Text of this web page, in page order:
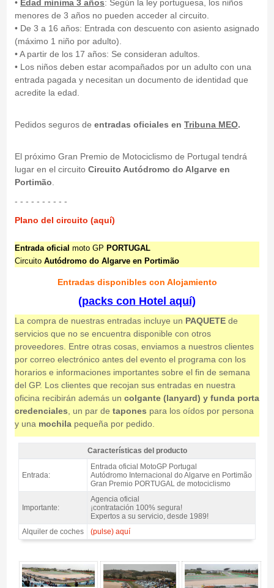
• Edad mínima 3 años: Según la ley portuguesa, los niños
menores de 3 años no pueden acceder al circuito.
• De 3 a 16 años: Entrada con descuento con asiento asignado
(máximo 1 niño por adulto).
• A partir de los 17 años: Se consideran adultos.
• Los niños deben estar acompañados por un adulto con una
entrada pagada y necesitan un documento de identidad que
acredite la edad.
Pedidos seguros de entradas oficiales en Tribuna MEO.
El próximo Gran Premio de Motociclismo de Portugal tendrá
lugar en el circuito Circuito Autódromo do Algarve en
Portimão
- - - - - - - - - -
Plano del circuito (aquí)
Entrada oficial moto GP PORTUGAL
Circuito Autódromo do Algarve en Portimão
Entradas disponibles con Alojamiento
(packs con Hotel aquí)
La compra de nuestras entradas incluye un PAQUETEde
servicios que no se encuentra disponible con otros
proveedores. Entre otras cosas, enviamos a nuestros clientes
por correo electrónico antes del evento el programa con los
horarios e informaciones importantes sobre el fin de semana
del GP. Los clientes que recojan sus entradas en nuestra
oficina recibirán además un colgante (lanyard) y funda porta
credenciales , un par de tapones para los oídos por persona
y una mochilapequeña por pedido.
Entrada MotoGP Tribuna Norte, GP Portugal 2026 - Características del
producto
Características del producto
Entrada:
Entrada oficial MotoGP Portugal
Autódromo Internacional do Algarve en Portimão
Gran Premio PORTUGAL de motociclismo
Importante:
Agencia oficial
¡contratación 100% segura!
Expertos a su servicio, desde 1989!
Alquiler de coches
(pulse) aquí